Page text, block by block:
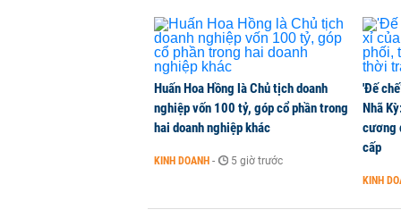
Huấn Hoa Hồng là Chủ tịch doanh
nghiệp vốn 100 tỷ, góp cổ phần trong
hai doanh nghiệp khác
KINH DOANH - 5 giờ trước
'Đế
Nhã
cương
cấp
KINH